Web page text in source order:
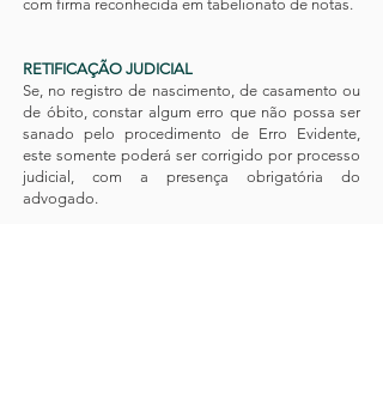
com firma reconhecida em tabelionato de notas. ​
RETIFICAÇÃO JUDICIAL
Se, no registro de nascimento, de casamento ou
de óbito, constar algum erro que não possa ser
sanado pelo procedimento de Erro Evidente,
este somente poderá ser corrigido por processo
judicial, com a presença obrigatória do
advogado.